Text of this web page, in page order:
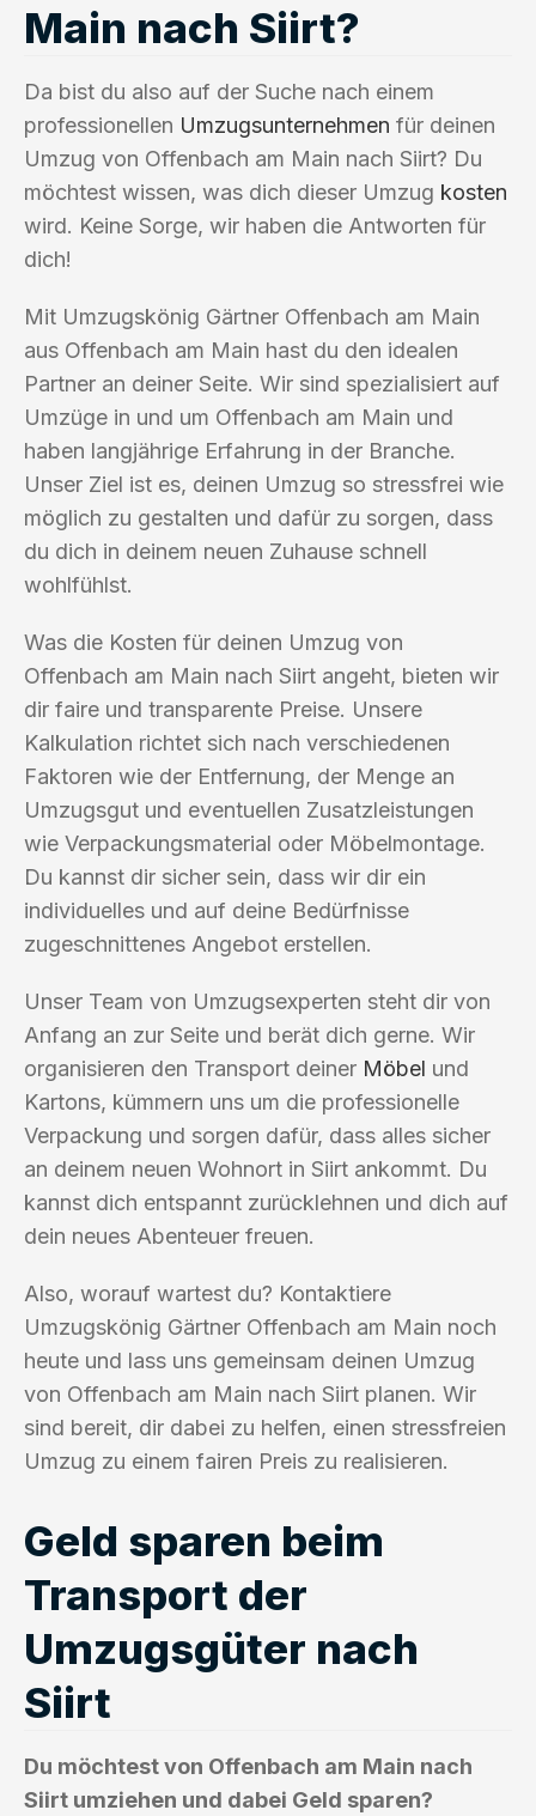
Main nach Siirt?
Da bist du also auf der Suche nach einem
professionellen Umzugsunternehmen für deinen
Umzug von Offenbach am Main nach Siirt? Du
möchtest wissen, was dich dieser Umzug kosten
wird. Keine Sorge, wir haben die Antworten für
dich!
Mit Umzugskönig Gärtner Offenbach am Main
aus Offenbach am Main hast du den idealen
Partner an deiner Seite. Wir sind spezialisiert auf
Umzüge in und um Offenbach am Main und
haben langjährige Erfahrung in der Branche.
Unser Ziel ist es, deinen Umzug so stressfrei wie
möglich zu gestalten und dafür zu sorgen, dass
du dich in deinem neuen Zuhause schnell
wohlfühlst.
Was die Kosten für deinen Umzug von
Offenbach am Main nach Siirt angeht, bieten wir
dir faire und transparente Preise. Unsere
Kalkulation richtet sich nach verschiedenen
Faktoren wie der Entfernung, der Menge an
Umzugsgut und eventuellen Zusatzleistungen
wie Verpackungsmaterial oder Möbelmontage.
Du kannst dir sicher sein, dass wir dir ein
individuelles und auf deine Bedürfnisse
zugeschnittenes Angebot erstellen.
Unser Team von Umzugsexperten steht dir von
Anfang an zur Seite und berät dich gerne. Wir
organisieren den Transport deiner Möbel und
Kartons, kümmern uns um die professionelle
Verpackung und sorgen dafür, dass alles sicher
an deinem neuen Wohnort in Siirt ankommt. Du
kannst dich entspannt zurücklehnen und dich auf
dein neues Abenteuer freuen.
Also, worauf wartest du? Kontaktiere
Umzugskönig Gärtner Offenbach am Main noch
heute und lass uns gemeinsam deinen Umzug
von Offenbach am Main nach Siirt planen. Wir
sind bereit, dir dabei zu helfen, einen stressfreien
Umzug zu einem fairen Preis zu realisieren.
Geld sparen beim
Transport der
Umzugsgüter nach
Siirt
Du möchtest von Offenbach am Main nach
Siirt umziehen und dabei Geld sparen?